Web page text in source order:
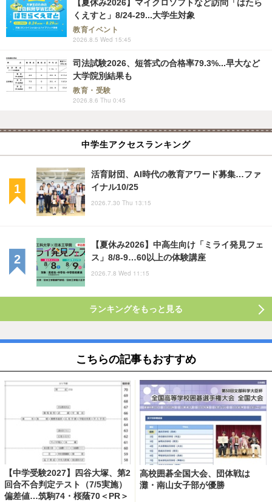
【夏休み2026】マイクロソフトなど訪問「はたら
くえすと」8/24-29...大学生対象
教育イベント
2026.8.5 Wed 15:45
司法試験2026、短答式の合格率79.3%...早大など
大学院別結果も
教育・受験
2026.8.6 Thu 0:45
中学生アクセスランキング
活育財団、AI時代の教育アワード募集…ファ
イナル10/25
2026.7.30 Thu 13:15
【夏休み2026】中高生向け「ミライ発見フェ
ス」8/8-9…60以上の体験講座
2026.7.8 Wed 11:15
ランキングをもっと見る
こちらの記事もおすすめ
【中学受験2027】四谷大塚、第2
回合不合判定テスト（7/5実施）
偏差値…筑駒74・桜蔭70＜PR＞
高校囲碁全国大会、団体戦は
灘・南山女子部が優勝